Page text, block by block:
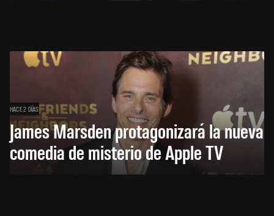
HACE 2 DÍAS
James Marsden protagonizará la nueva
comedia de misterio de Apple TV